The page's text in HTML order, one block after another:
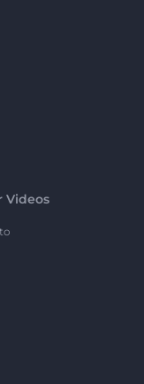
Videos